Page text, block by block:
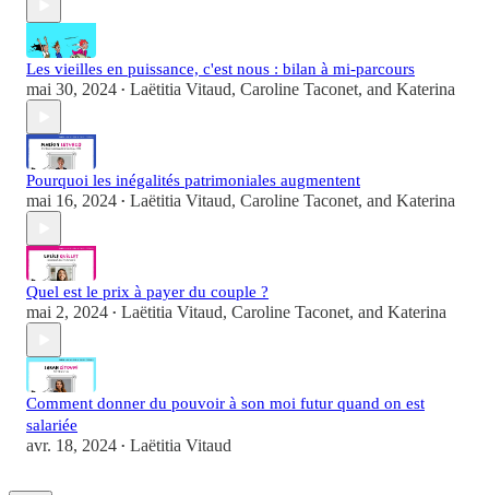
Les vieilles en puissance, c'est nous : bilan à mi-parcours
mai 30, 2024 • Laëtitia Vitaud, Caroline Taconet, and Katerina
Pourquoi les inégalités patrimoniales augmentent
mai 16, 2024 • Laëtitia Vitaud, Caroline Taconet, and Katerina
Quel est le prix à payer du couple ?
mai 2, 2024 • Laëtitia Vitaud, Caroline Taconet, and Katerina
Comment donner du pouvoir à son moi futur quand on est
salariée
avr. 18, 2024 • Laëtitia Vitaud